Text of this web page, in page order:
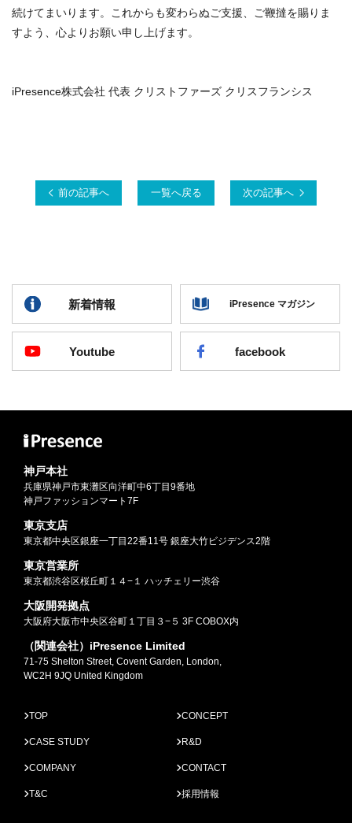
続けてまいります。これからも変わらぬご支援、ご鞭撻を賜りま
すよう、心よりお願い申し上げます。
iPresence株式会社 代表 クリストファーズ クリスフランシス
前の記事へ 一覧へ戻る 次の記事へ
新着情報 iPresence マガジン
Youtube facebook
神戸本社
兵庫県神戸市東灘区向洋町中6丁目9番地
神戸ファッションマート7F
東京支店
東京都中央区銀座一丁目22番11号 銀座大竹ビジデンス2階
東京営業所
東京都渋谷区桜丘町１４−１ ハッチェリー渋谷
大阪開発拠点
大阪府大阪市中央区谷町１丁目３−５ 3F COBOX内
（関連会社）iPresence Limited
71-75 Shelton Street, Covent Garden, London,
WC2H 9JQ United Kingdom
TOP CONCEPT
CASE STUDY R&D
COMPANY CONTACT
T&C 採用情報